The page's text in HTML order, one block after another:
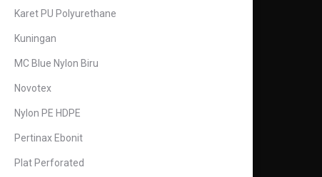
Karet PU Polyurethane
Kuningan
MC Blue Nylon Biru
Novotex
Nylon PE HDPE
Pertinax Ebonit
Plat Perforated